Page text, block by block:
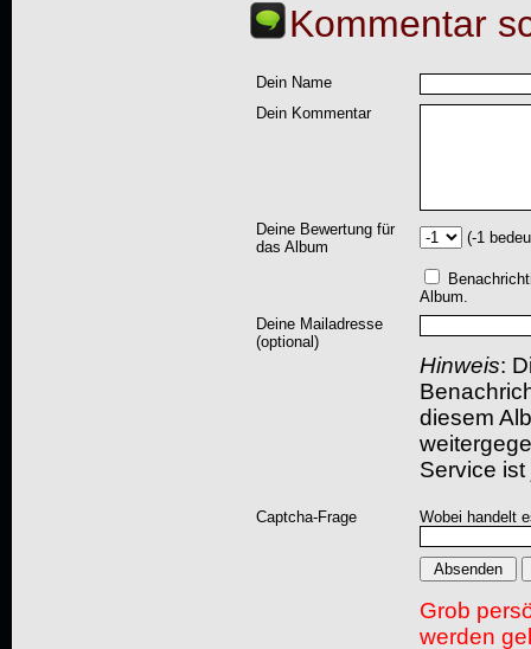
Kommentar
Dein Name
Dein Kommentar
Deine Bewertung für
das Album
(-1
Album.
Deine Mailadresse
(optional)
Hinweis:
diesem
Service
Captcha-Frage Wobei handelt
Grob
werden